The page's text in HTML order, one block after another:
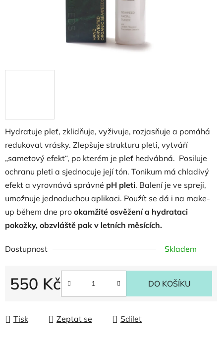
Hydratuje pleť, zklidňuje, vyživuje, rozjasňuje a pomáhá
redukovat vrásky. Zlepšuje strukturu pleti, vytváří
„sametový efekt“, po kterém je pleť hedvábná. Posiluje
ochranu pleti a sjednocuje její tón. Tonikum má chladivý
efekt a vyrovnává správné pH pleti. Balení je ve spreji,
umožnuje jednoduchou aplikaci. Použít se dá i na make-
up během dne pro okamžité osvěžení a hydrataci
pokožky, obzvláště pak v letních měsících.
Dostupnost Skladem
550 Kč DO KOŠÍKU
Tisk Zeptat se Sdílet